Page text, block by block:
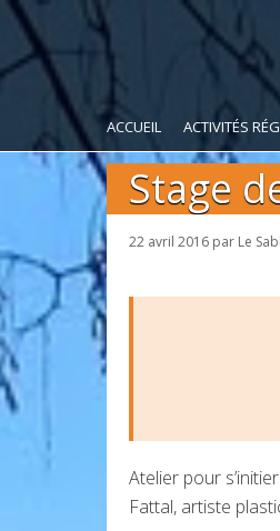
ACCUEIL ACTIVITÉS
Stage
22 avril 2016 par Le
Atelier pour
Fattal, artiste